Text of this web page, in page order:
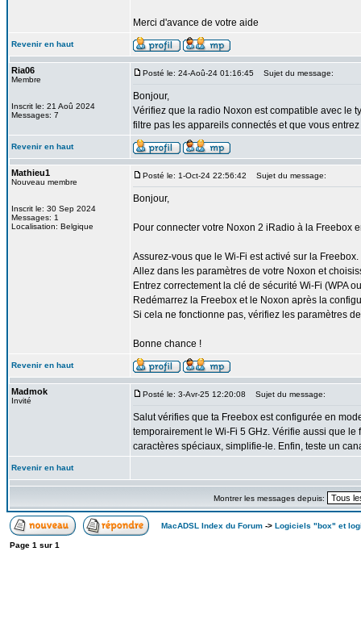
Merci d'avance de votre aide
Revenir en haut
Ria06
Membre
Inscrit le: 21 Aoû 2024
Messages: 7
Posté le: 24-Aoû-24 01:16:45 Sujet du message:
Bonjour,
Vérifiez que la radio Noxon est compatible avec le
filtre pas les appareils connectés et que vous
Revenir en haut
Mathieu1
Nouveau membre
Inscrit le: 30 Sep 2024
Messages: 1
Localisation: Belgique
Posté le: 1-Oct-24 22:56:42 Sujet du message:
Bonjour,
Pour connecter votre Noxon 2 iRadio à la Freebox
Assurez-vous que le Wi-Fi est activé sur la Freebox.
Allez dans les paramètres de votre Noxon et
Entrez correctement la clé de sécurité Wi-Fi (WPA
Redémarrez la Freebox et le Noxon après la
Si cela ne fonctionne pas, vérifiez les paramètres
Bonne chance !
Revenir en haut
Madmok
Invité
Posté le: 3-Avr-25 12:20:08 Sujet du message:
Salut vérifies que ta Freebox est configurée en
temporairement le Wi-Fi 5 GHz. Vérifie aussi que
caractères spéciaux, simplifie-le. Enfin, teste un
Revenir en haut
Montrer les messages depuis:
MacADSL Index du Forum -> Logiciels "box" et
Page 1 sur 1